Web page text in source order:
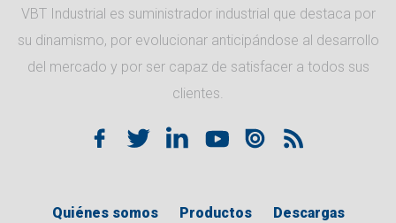
VBT Industrial es suministrador industrial que destaca por
su dinamismo, por evolucionar anticipándose al desarrollo
del mercado y por ser capaz de satisfacer a todos sus
clientes.
Quiénes somos Productos Descargas